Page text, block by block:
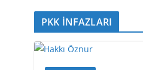
PKK İNFAZLARI